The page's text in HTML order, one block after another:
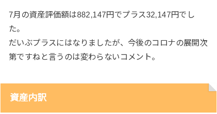
7月の資産評価額は882,147円でプラス32,147円でし
た。
だいぶプラスにはなりましたが、今後のコロナの展開次
第ですねと言うのは変わらないコメント。
資産内訳